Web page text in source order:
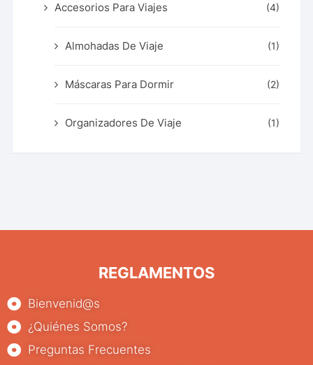
Accesorios Para Viajes (4)
Almohadas De Viaje (1)
Máscaras Para Dormir (2)
Organizadores De Viaje (1)
REGLAMENTOS
Bienvenid@s
¿Quiénes Somos?
Preguntas Frecuentes